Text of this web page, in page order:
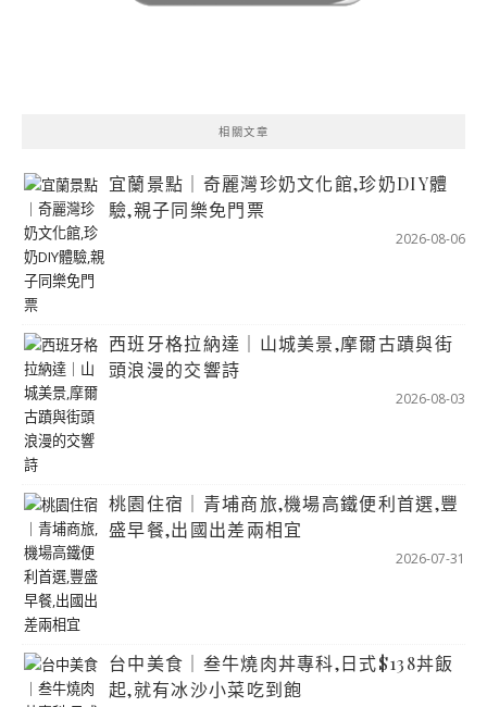
相關文章
宜蘭景點｜奇麗灣珍奶文化館,珍奶DIY體
驗,親子同樂免門票
2026-08-06
西班牙格拉納達｜山城美景,摩爾古蹟與街
頭浪漫的交響詩
2026-08-03
桃園住宿｜青埔商旅,機場高鐵便利首選,豐
盛早餐,出國出差兩相宜
2026-07-31
台中美食｜叁牛燒肉丼專科,日式$138丼飯
起,就有冰沙小菜吃到飽